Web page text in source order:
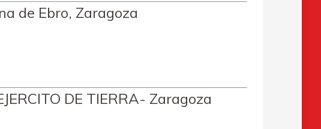
de Ebro, Zaragoza
DE TIERRA- Zaragoza